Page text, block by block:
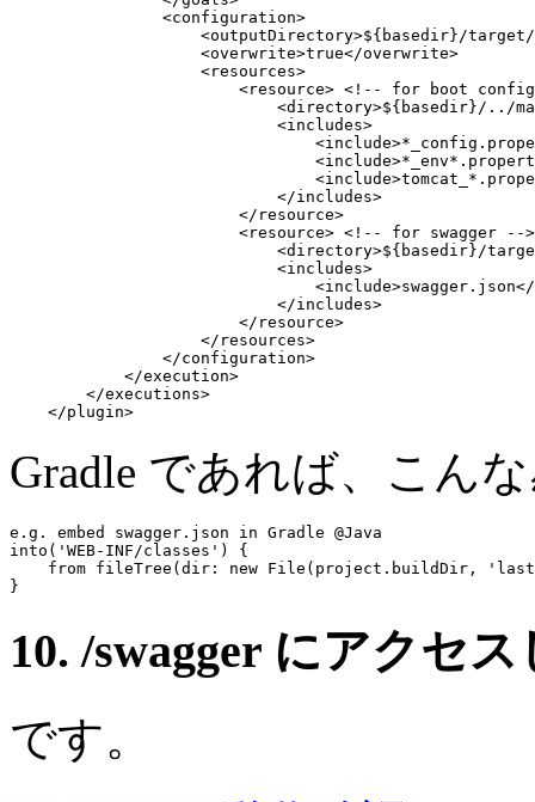
                <configuration>
                    <outputDirectory>
${basedir}/
                    <overwrite>
true</overwrite>
                    <resources>
                        <resource>
<!-- for boot
                            <directory>
${basedir}/../
                            <includes>
                                <include>
                                <include>
                                <include>
                            </includes>
                        </resource>
<resource> <!-- for swagger -->
                            <directory>
${basedir}/
                            <includes>
                                <include>
swagger.json
                            </includes>
</resource>
                    </resources>
                </configuration>
            </execution>
        </executions>
Gradle であれば、こん
e.g. embed swagger.json in Gradle @Java
into( 'WEB-INF/classes' ) {
from fileTree(dir: new File(project.buildDir,
10. /swagger にアクセ
です。